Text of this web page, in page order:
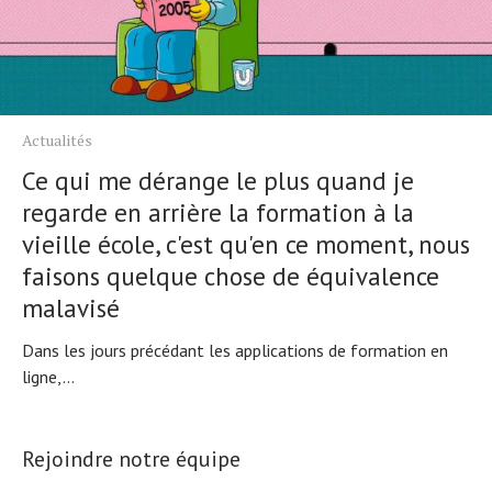
Actualités
Ce qui me dérange le plus quand je
regarde en arrière la formation à la
vieille école, c'est qu'en ce moment, nous
faisons quelque chose de équivalence
malavisé
Dans les jours précédant les applications de formation en
ligne,...
Rejoindre notre équipe